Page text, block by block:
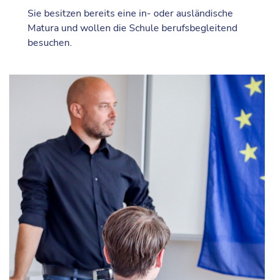
Sie besitzen bereits eine in- oder ausländische
Matura und wollen die Schule berufsbegleitend
besuchen.